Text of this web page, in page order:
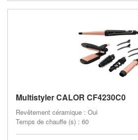
Multistyler CALOR CF4230C0
Revêtement céramique : Oui
Temps de chauffe (s) : 60